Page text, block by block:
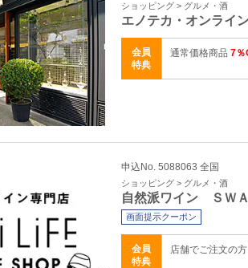
ショッピング > グルメ・酒
エノテカ・オンライ
会員
特典
通常価格商品 7％
申込No. 5088063 全国
ショッピング > グルメ・酒
自然派ワイン ＳＷ
画面提示クーポン
会員
特典
店舗でご注文の方